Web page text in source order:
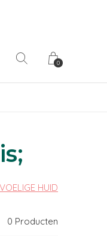
0
HUID
0 Producten